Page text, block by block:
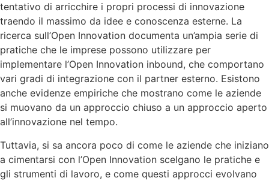
tentativo di arricchire i propri processi di innovazione
traendo il massimo da idee e conoscenza esterne. La
ricerca sull’Open Innovation documenta un’ampia serie di
pratiche che le imprese possono utilizzare per
implementare l’Open Innovation inbound, che comportano
vari gradi di integrazione con il partner esterno. Esistono
anche evidenze empiriche che mostrano come le aziende
si muovano da un approccio chiuso a un approccio aperto
all’innovazione nel tempo.
Tuttavia, si sa ancora poco di come le aziende che iniziano
a cimentarsi con l’Open Innovation scelgano le pratiche e
gli strumenti di lavoro, e come questi approcci evolvano